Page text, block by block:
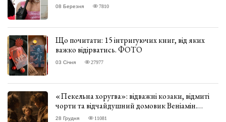
08 Березня 7810
Що почитати: 15 інтригуючих книг, від яких
важко відірватись. ФОТО
03 Січня 27977
«Пекельна хоругва»: відважні козаки, відмиті
чорти та відчайдушний домовик Веніамін.
ВІДГУК
28 Грудня 11081